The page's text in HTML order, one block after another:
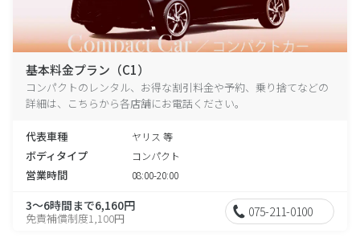
基本料金プラン（C1）
コンパクトのレンタル、お得な割引料金や予約、乗り捨てなどの
詳細は、こちらから各店舗にお電話ください。
代表車種 ヤリス 等
ボディタイプ コンパクト
営業時間 08:00-20:00
3～6時間まで6,160円
免責補償制度1,100円 075-211-0100